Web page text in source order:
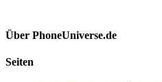
Über PhoneUniverse.de
Seiten